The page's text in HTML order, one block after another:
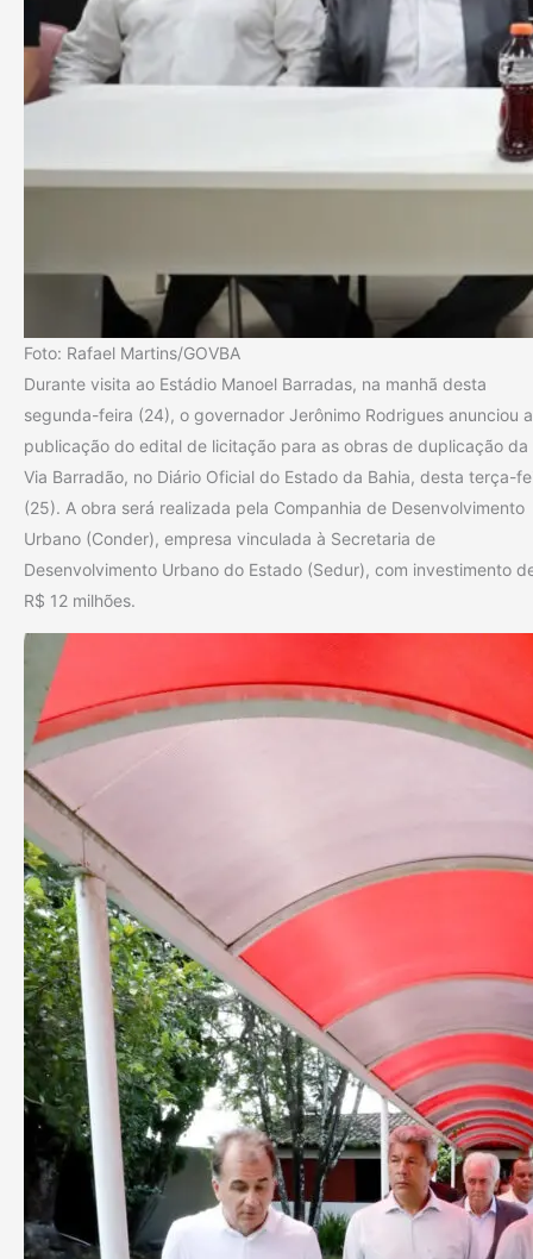
Foto: Rafael Martins/GOVBA
Durante visita ao Estádio Manoel Barradas, na manhã desta
segunda-feira (24), o governador Jerônimo Rodrigues anunciou a
publicação do edital de licitação para as obras de duplicação da
Via Barradão, no Diário Oficial do Estado da Bahia, desta terça-
(25). A obra será realizada pela Companhia de Desenvolvimento
Urbano (Conder), empresa vinculada à Secretaria de
Desenvolvimento Urbano do Estado (Sedur), com investimento
R$ 12 milhões.